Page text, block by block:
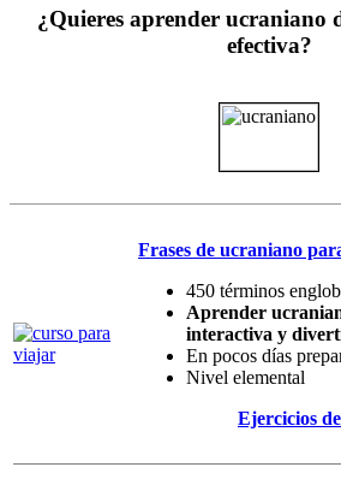
¿Quieres aprender ucraniano
efectiva?
Frases de ucraniano
450 términos
Aprender
interactiva y
En pocos días
Nivel elemental
Ejercicios